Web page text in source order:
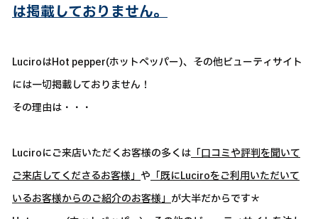
は掲載しておりません。
LuciroはHot pepper(ホットペッパー)、その他ビューティサイト
には一切掲載しておりません！
その理由は・・・
Luciroにご来店いただくお客様の多くは 「口コミや評判を聞いて
ご来店してくださるお客様」 や 「既にLuciroをご利用いただいて
いるお客様からのご紹介のお客様」 が大半だからです＊